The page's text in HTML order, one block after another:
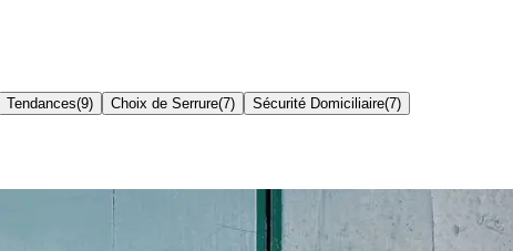
Tendances(9) Choix de Serrure(7) Sécurité Domiciliaire(7)